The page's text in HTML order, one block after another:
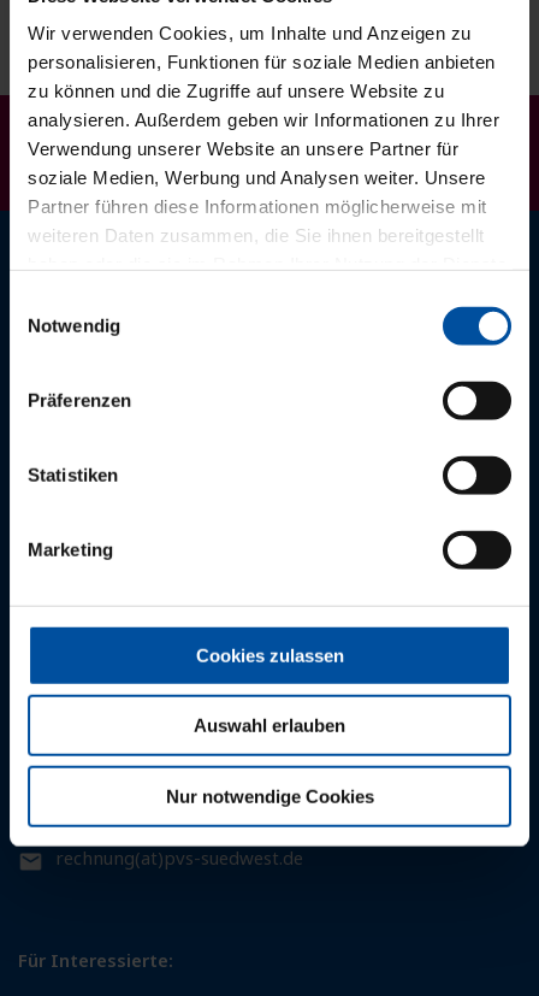
Wir verwenden Cookies, um Inhalte und Anzeigen zu
personalisieren, Funktionen für soziale Medien anbieten
zu können und die Zugriffe auf unsere Website zu
analysieren. Außerdem geben wir Informationen zu Ihrer
Verwendung unserer Website an unsere Partner für
soziale Medien, Werbung und Analysen weiter. Unsere
Partner führen diese Informationen möglicherweise mit
weiteren Daten zusammen, die Sie ihnen bereitgestellt
Notwendig
Präferenzen
Statistiken
Marketing
Cookies zulassen
Auswahl erlauben
Nur notwendige Cookies
AGB
Jetzt anmelden!
Der PVS Südwest Newsletter
Aktuelle Nachrichten zur Praxis der Privatabrechnung.
0621.164 200
0761.27132 0
kunden(at)pvs-suedwest.de
Für Patientinnen und Patienten:
0621.164 164
rechnung(at)pvs-suedwest.de
Für Interessierte: